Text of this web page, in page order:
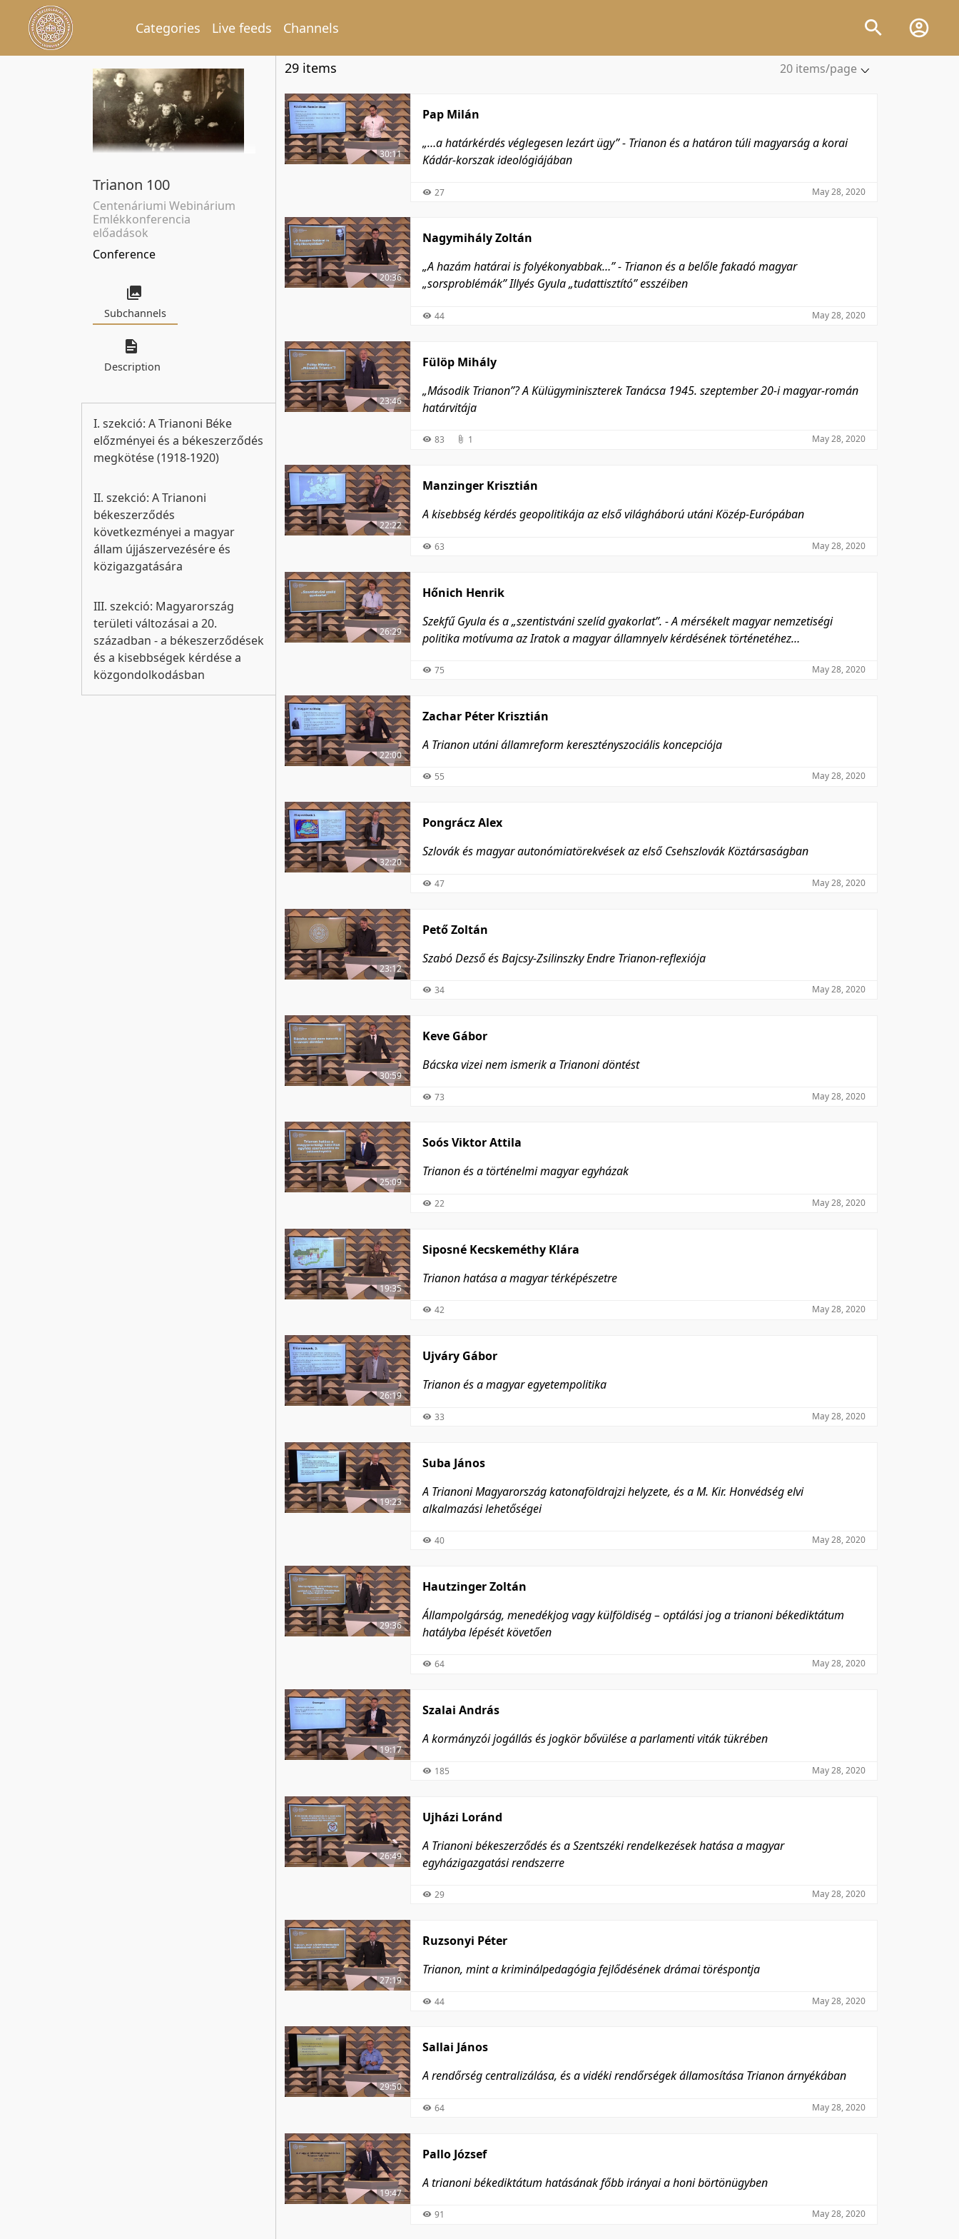
Categories Live feeds Channels
Trianon 100
Centenáriumi Webinárium
Emlékkonferencia
előadások
Conference
Subchannels
Description
I. szekció: A Trianoni Béke
előzményei és a békeszerződés
megkötése (1918-1920)
II. szekció: A Trianoni
békeszerződés
következményei a magyar
állam újjászervezésére és
közigazgatására
III. szekció: Magyarország
területi változásai a 20.
században - a békeszerződések
és a kisebbségek kérdése a
közgondolkodásban
29 items
20 items/page
20 items/page
30:11
Pap Milán
„…a határkérdés véglegesen lezárt ügy” - Trianon és a határon túli magyarság a korai
Kádár-korszak ideológiájában
27 May 28, 2020
20:36
Nagymihály Zoltán
„A hazám határai is folyékonyabbak…” - Trianon és a belőle fakadó magyar
„sorsproblémák” Illyés Gyula „tudattisztító” esszéiben
44 May 28, 2020
23:46
Fülöp Mihály
„Második Trianon”? A Külügyminiszterek Tanácsa 1945. szeptember 20-i magyar-román
határvitája
83 1 May 28, 2020
22:22
Manzinger Krisztián
A kisebbség kérdés geopolitikája az első világháború utáni Közép-Európában
63 May 28, 2020
26:29
Hőnich Henrik
Szekfű Gyula és a „szentistváni szelíd gyakorlat”. - A mérsékelt magyar nemzetiségi
politika motívuma az Iratok a magyar államnyelv kérdésének történetéhez
75 May 28, 2020
22:00
Zachar Péter Krisztián
A Trianon utáni államreform keresztényszociális koncepciója
55 May 28, 2020
32:20
Pongrácz Alex
Szlovák és magyar autonómiatörekvések az első Csehszlovák Köztársaságban
47 May 28, 2020
23:12
Pető Zoltán
Szabó Dezső és Bajcsy-Zsilinszky Endre Trianon-reflexiója
34 May 28, 2020
30:59
Keve Gábor
Bácska vizei nem ismerik a Trianoni döntést
73 May 28, 2020
25:09
Soós Viktor Attila
Trianon és a történelmi magyar egyházak
22 May 28, 2020
19:35
Siposné Kecskeméthy Klára
Trianon hatása a magyar térképészetre
42 May 28, 2020
26:19
Ujváry Gábor
Trianon és a magyar egyetempolitika
33 May 28, 2020
19:23
Suba János
A Trianoni Magyarország katonaföldrajzi helyzete, és a M. Kir. Honvédség elvi
alkalmazási lehetőségei
40 May 28, 2020
29:36
Hautzinger Zoltán
Állampolgárság, menedékjog vagy külföldiség – optálási jog a trianoni békediktátum
hatályba lépését követően
64 May 28, 2020
19:17
Szalai András
A kormányzói jogállás és jogkör bővülése a parlamenti viták tükrében
185 May 28, 2020
26:49
Ujházi Loránd
A Trianoni békeszerződés és a Szentszéki rendelkezések hatása a magyar
egyházigazgatási rendszerre
29 May 28, 2020
27:19
Ruzsonyi Péter
Trianon, mint a kriminálpedagógia fejlődésének drámai töréspontja
44 May 28, 2020
29:50
Sallai János
A rendőrség centralizálása, és a vidéki rendőrségek államosítása Trianon árnyékában
64 May 28, 2020
19:47
Pallo József
A trianoni békediktátum hatásának főbb irányai a honi börtönügyben
91 May 28, 2020